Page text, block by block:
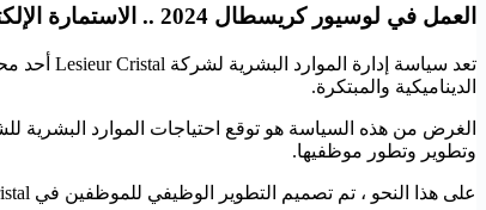
العمل في لوسيور كريسطال 2024 .. الاستمارة الإلكترونية الرسمية للترشيح وإرسال السيرة الذاتية
الديناميكية والمبتكرة.
الغرض من هذه السياسة هو توقع احتياجات الموارد البشرية
وتطوير وتطور موظفيها.
على هذا النحو ، تم تصميم التطوير الوظيفي للموظفين في Lesieur Cristal حول محور مركزي: الإدارة من خلال المهارات والأداء.